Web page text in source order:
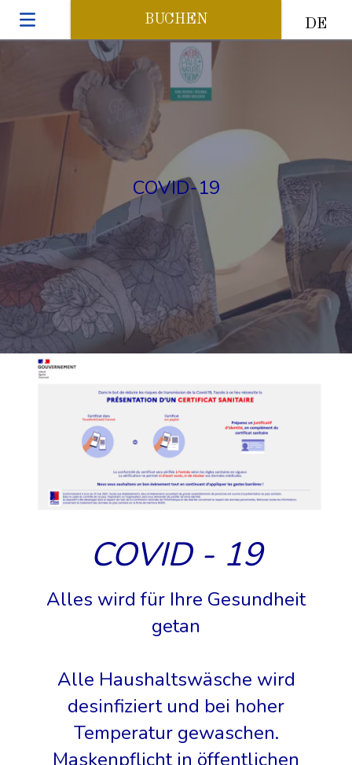
BUCHEN DE
COVID-19
COVID - 19
Alles wird für Ihre Gesundheit
getan
Alle Haushaltswäsche wird
desinfiziert und bei hoher
Temperatur gewaschen.
Maskenpflicht in öffentlichen